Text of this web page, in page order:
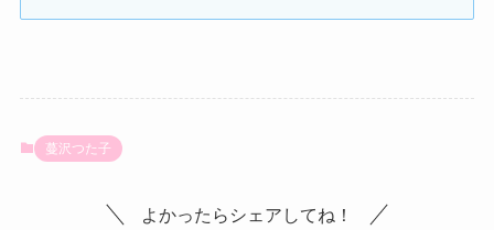
蔓沢つた子
よかったらシェアしてね！